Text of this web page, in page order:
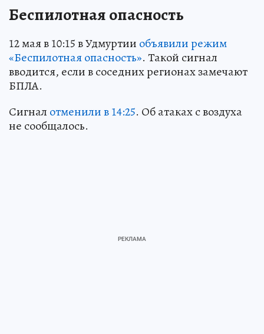
Беспилотная опасность
12 мая в 10:15 в Удмуртии объявили режим
«Беспилотная опасность». Такой сигнал
вводится, если в соседних регионах замечают
БПЛА.
Сигнал отменили в 14:25. Об атаках с воздуха
не сообщалось.